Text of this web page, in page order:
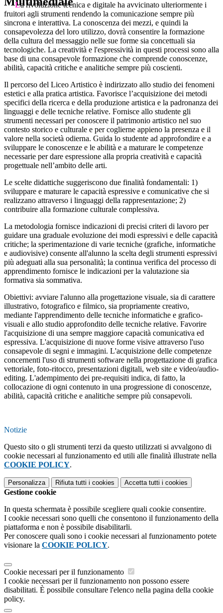
La rivoluzione tecnica e digitale ha avvicinato ulteriormente i
fruitori agli strumenti rendendo la comunicazione sempre più
sincrona e interattiva. La conoscenza dei mezzi, e quindi la
consapevolezza del loro utilizzo, dovrà consentire la formazione
della cultura del messaggio nelle sue forme sia concettuali sia
tecnologiche. La creatività e l'espressività in questi processi sono alla
base di una consapevole formazione che comprende conoscenze,
abilità, capacità critiche e analitiche sempre più coscienti.
Il percorso del Liceo Artistico è indirizzato allo studio dei fenomeni
estetici e alla pratica artistica. Favorisce l’acquisizione dei metodi
specifici della ricerca e della produzione artistica e la padronanza dei
linguaggi e delle tecniche relative. Fornisce allo studente gli
strumenti necessari per conoscere il patrimonio artistico nel suo
contesto storico e culturale e per coglierne appieno la presenza e il
valore nella società odierna. Guida lo studente ad approfondire e a
sviluppare le conoscenze e le abilità e a maturare le competenze
necessarie per dare espressione alla propria creatività e capacità
progettuale nell’ambito delle arti.
Le scelte didattiche suggeriscono due finalità fondamentali: 1)
sviluppare e maturare le capacità espressive e comunicative che si
realizzano attraverso i linguaggi della rappresentazione; 2)
contribuire alla formazione culturale complessiva.
La metodologia fornisce indicazioni di precisi criteri di lavoro per
guidare una graduale evoluzione dei modi espressivi e delle capacità
critiche; la sperimentazione di varie tecniche (grafiche, informatiche
e audiovisive) consente all'alunno la scelta degli strumenti espressivi
più adeguati alla sua personalità; la continua verifica del processo di
apprendimento fornisce le indicazioni per la valutazione sia
formativa sia sommativa.
Obiettivi: avviare l'alunno alla progettazione visuale, sia di carattere
illustrativo, fotografico e filmico, sia propriamente creativo,
mediante l'apprendimento delle tecniche informatiche e grafico-
visuali e allo studio approfondito delle tecniche relative. Favorire
l'acquisizione di una sempre maggiore capacità comunicativa ed
espressiva. L'acquisizione di nuove forme visive attraverso l'uso
consapevole di segni e immagini. L'acquisizione delle competenze
concernenti l'uso di strumenti software nella progettazione di grafica
vettoriale, foto-ritocco, presentazioni digitali, web site e video/audio-
editing. L'adempimento dei pre-requisiti indica, di fatto, la
collocazione di ogni contenuto in una progressione di conoscenze,
abilità, capacità critiche e analitiche sempre più consapevoli.
Notizie
Questo sito o gli strumenti terzi da questo utilizzati si avvalgono di
cookie necessari al funzionamento ed utili alle finalità illustrate nella
COOKIE POLICY.
Personalizza Rifiuta tutti i cookies Accetta tutti i cookies
Gestione cookie
In questa schermata è possibile scegliere quali cookie consentire.
I cookie necessari sono quelli che consentono il funzionamento della
piattaforma e non è possibile disabilitarli.
Per conoscere quali sono i cookie necessari al funzionamento potete
visionare la COOKIE POLICY.
Cookie necessari per il funzionamento
I cookie necessari per il funzionamento non possono essere
disabilitati. È possibile consultare l'elenco nella pagina della cookie
policy.